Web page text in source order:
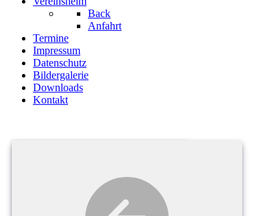
Back
Anfahrt
Termine
Impressum
Datenschutz
Bildergalerie
Downloads
Kontakt